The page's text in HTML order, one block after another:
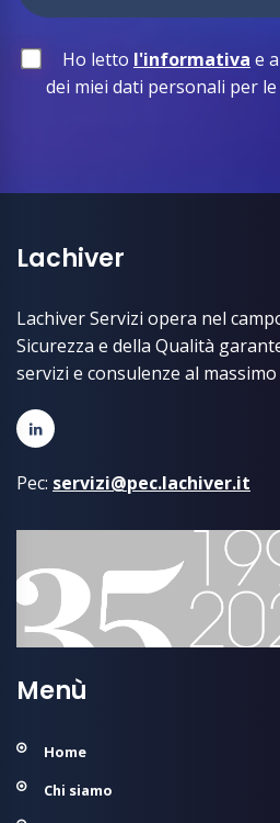
Ho letto l'informativa e
dei miei dati personali per
Lachiver
Lachiver Servizi opera nel
Sicurezza e della Qualità
servizi e consulenze al
Pec: servizi@pec.lachiver.it
Menù
Home
Chi siamo